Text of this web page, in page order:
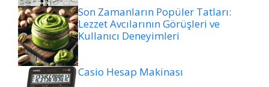
Son Zamanların Popüler Tatları:
Lezzet Avcılarının Görüşleri ve
Kullanıcı Deneyimleri
Casio Hesap Makinası